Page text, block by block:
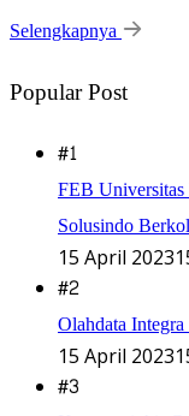
Selengkapnya
Popular Post
#1
FEB
Solusindo
15 April 2023
#2
Olahdata
15 April 2023
#3